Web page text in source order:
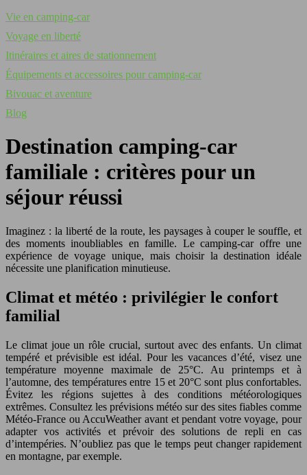
Vie en camping-car
Voyage en liberté
Itinéraires et aires de stationnement
Équipements et accessoires pour camping-car
Bivouac et aventure
Blog
Destination camping-car
familiale : critères pour un
séjour réussi
Imaginez : la liberté de la route, les paysages à couper le souffle, et
des moments inoubliables en famille. Le camping-car offre une
expérience de voyage unique, mais choisir la destination idéale
nécessite une planification minutieuse.
Climat et météo : privilégier le confort
familial
Le climat joue un rôle crucial, surtout avec des enfants. Un climat
tempéré et prévisible est idéal. Pour les vacances d’été, visez une
température moyenne maximale de 25°C. Au printemps et à
l’automne, des températures entre 15 et 20°C sont plus confortables.
Évitez les régions sujettes à des conditions météorologiques
extrêmes. Consultez les prévisions météo sur des sites fiables comme
Météo-France ou AccuWeather avant et pendant votre voyage, pour
adapter vos activités et prévoir des solutions de repli en cas
d’intempéries. N’oubliez pas que le temps peut changer rapidement
en montagne, par exemple.